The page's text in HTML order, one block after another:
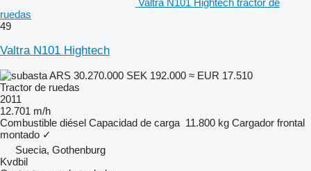
ruedas
49
Valtra N101 Hightech
ARS 30.270.000 SEK 192.000 ≈ EUR 17.510
Tractor de ruedas
2011
12.701 m/h
Combustible diésel Capacidad de carga 11.800 kg Cargador frontal
montado ✓
Suecia, Gothenburg
Kvdbil